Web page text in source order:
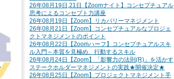
26年08月19日,21日【Zoomナイト】コンセプチュアル
思考によるコンセプト力講座
26年08月19日【Zoom】リカバリーマネジメント
26年08月21日【Zoom】コンセプチュアルなプロジェ
クトマネジメントのポイント
26年08月22日【Zoomハーフ】コンセプチュアルスキ
ル入門～本質を見極め、行動するスキル
26年08月24日【Zoom】「影響力の法則(R)」を活かす
ステークホルダーマネジメントの実践★開催決定★
26年08月25日【Zoom】プロジェクトマネジメント手